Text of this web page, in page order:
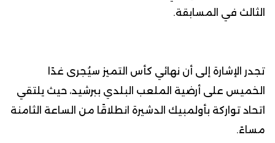
الثالث في المسابقة.
تجدر الإشارة إلى أن نهائي كأس التميز سيُجرى غدًا
الخميس على أرضية الملعب البلدي ببرشيد، حيث يلتقي
اتحاد تواركة بأولمبيك الدشيرة انطلاقًا من الساعة الثامنة
مساءً.